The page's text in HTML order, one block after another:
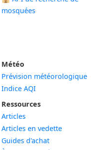
mosquées
Widget
Météo
Prévision météorologique
Indice AQI
Ressources
Articles
Articles en vedette
Guides d'achat